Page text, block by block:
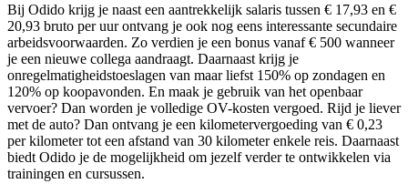
Bij Odido krijg je naast een aantrekkelijk salaris tussen € 17,93 en €
20,93 bruto per uur ontvang je ook nog eens interessante secundaire
arbeidsvoorwaarden. Zo verdien je een bonus vanaf € 500 wanneer
je een nieuwe collega aandraagt. Daarnaast krijg je
onregelmatigheidstoeslagen van maar liefst 150% op zondagen en
120% op koopavonden. En maak je gebruik van het openbaar
vervoer? Dan worden je volledige OV-kosten vergoed. Rijd je liever
met de auto? Dan ontvang je een kilometervergoeding van € 0,23
per kilometer tot een afstand van 30 kilometer enkele reis. Daarnaast
biedt Odido je de mogelijkheid om jezelf verder te ontwikkelen via
trainingen en cursussen.